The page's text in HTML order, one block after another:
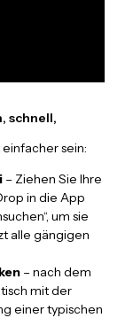
schnell,
sein:
– Ziehen Sie Ihre
in die App
um sie
alle gängigen
– nach dem
mit der
einer typischen